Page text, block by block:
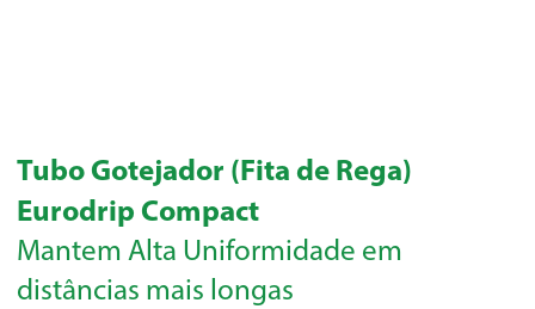
Tubo Gotejador (Fita de Rega)
Eurodrip Compact
Mantem Alta Uniformidade em
distâncias mais longas